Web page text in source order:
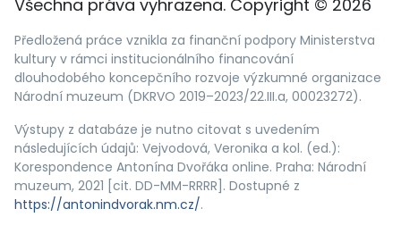
Všechna práva vyhrazena. Copyright © 2026
Předložená práce vznikla za finanční podpory Ministerstva
kultury v rámci institucionálního financování
dlouhodobého koncepčního rozvoje výzkumné organizace
Národní muzeum (DKRVO 2019–2023/22.III.a, 00023272).
Výstupy z databáze je nutno citovat s uvedením
následujících údajů: Vejvodová, Veronika a kol. (ed.):
Korespondence Antonína Dvořáka online. Praha: Národní
muzeum, 2021 [cit. DD-MM-RRRR]. Dostupné z
https://antonindvorak.nm.cz/.